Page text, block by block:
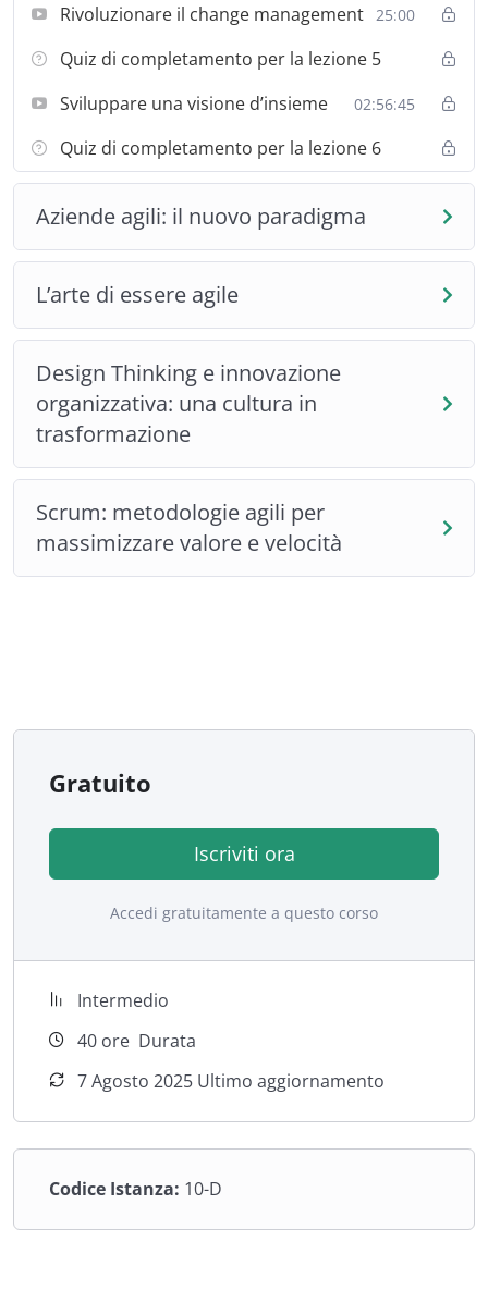
Rivoluzionare il change management
25:00
Quiz di completamento per la lezione 5
Sviluppare una visione d’insieme
02:56:45
Quiz di completamento per la lezione 6
Aziende agili: il nuovo paradigma
L’arte di essere agile
Design Thinking e innovazione
organizzativa: una cultura in
trasformazione
Scrum: metodologie agili per
massimizzare valore e velocità
Gratuito
Iscriviti ora
Accedi gratuitamente a questo corso
Intermedio
40 ore Durata
7 Agosto 2025 Ultimo aggiornamento
Codice Istanza: 10-D